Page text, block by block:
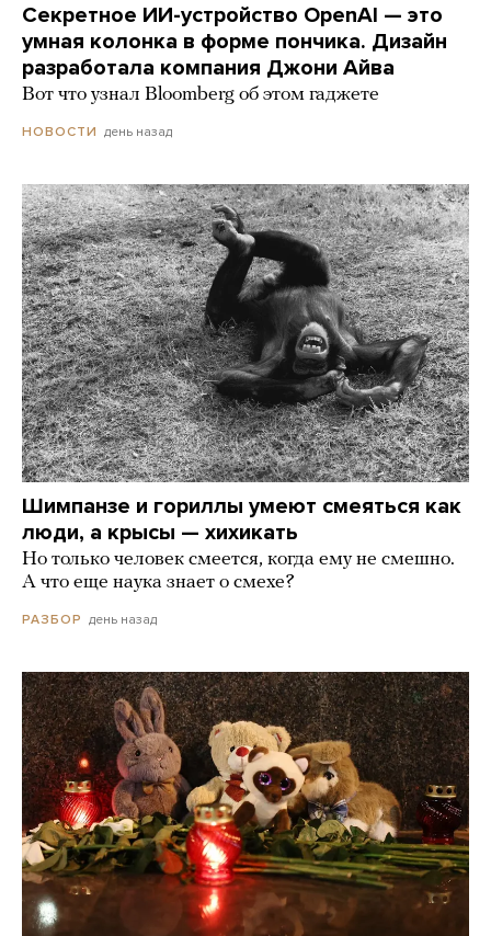
Секретное ИИ-устройство OpenAI — это
умная колонка в форме пончика. Дизайн
разработала компания Джони Айва
Вот что узнал Bloomberg об этом гаджете
НОВОСТИ день назад
Шимпанзе и гориллы умеют смеяться как
люди, а крысы — хихикать
Но только человек смеется, когда ему не смешно.
А что еще наука знает о смехе?
РАЗБОР день назад